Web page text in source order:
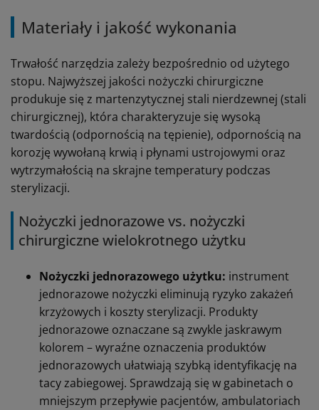
Materiały i jakość wykonania
Trwałość narzędzia zależy bezpośrednio od użytego
stopu. Najwyższej jakości nożyczki chirurgiczne
produkuje się z martenzytycznej stali nierdzewnej (stali
chirurgicznej), która charakteryzuje się wysoką
twardością (odpornością na tępienie), odpornością na
korozję wywołaną krwią i płynami ustrojowymi oraz
wytrzymałością na skrajne temperatury podczas
sterylizacji.
Nożyczki jednorazowe vs. nożyczki
chirurgiczne wielokrotnego użytku
Nożyczki jednorazowego użytku: instrument
jednorazowe nożyczki eliminują ryzyko zakażeń
krzyżowych i koszty sterylizacji. Produkty
jednorazowe oznaczane są zwykle jaskrawym
kolorem – wyraźne oznaczenia produktów
jednorazowych ułatwiają szybką identyfikację na
tacy zabiegowej. Sprawdzają się w gabinetach o
mniejszym przepływie pacjentów, ambulatoriach